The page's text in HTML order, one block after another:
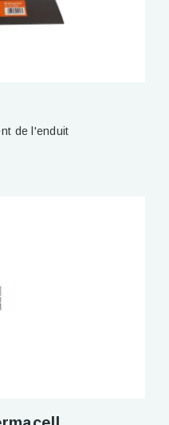
de l'enduit